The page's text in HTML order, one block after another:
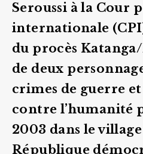
Seroussi à la Cour
internationale
du procès
de deux
crimes de guerre
contre l’humanité
2003 dans le
République